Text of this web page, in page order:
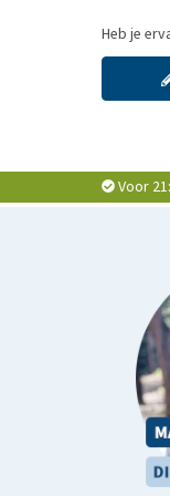
Heb je
Voor